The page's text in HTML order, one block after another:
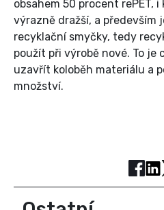
obsahem 50 procent rePET,
výrazně dražší, a především
recyklační smyčky, tedy
použít při výrobě nové. To je
uzavřít koloběh materiálu a
množství.